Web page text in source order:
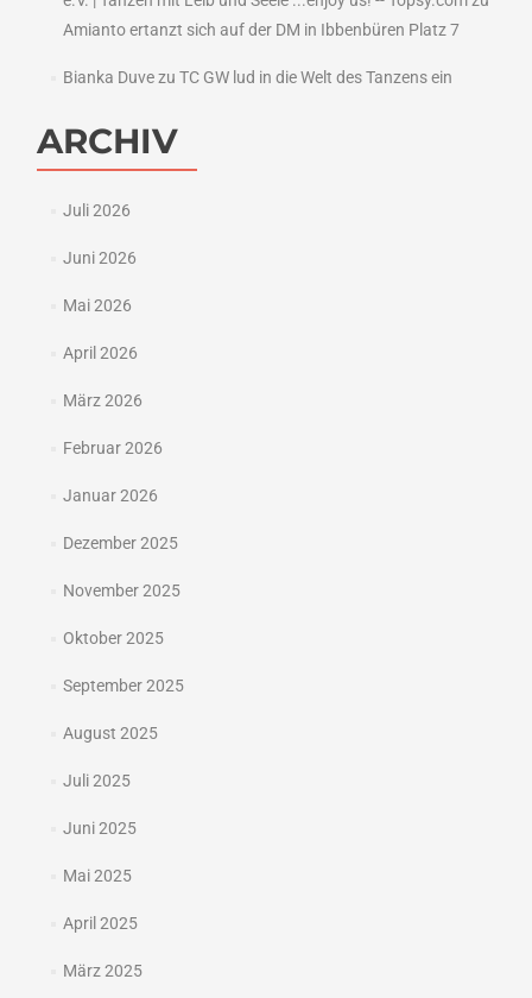
Amianto ertanzt sich auf der DM in Ibbenbüren Platz 7
Bianka Duvezu TC GW lud in die Welt des Tanzens ein
ARCHIV
Juli 2026
Juni 2026
Mai 2026
April 2026
März 2026
Februar 2026
Januar 2026
Dezember 2025
November 2025
Oktober 2025
September 2025
August 2025
Juli 2025
Juni 2025
Mai 2025
April 2025
März 2025